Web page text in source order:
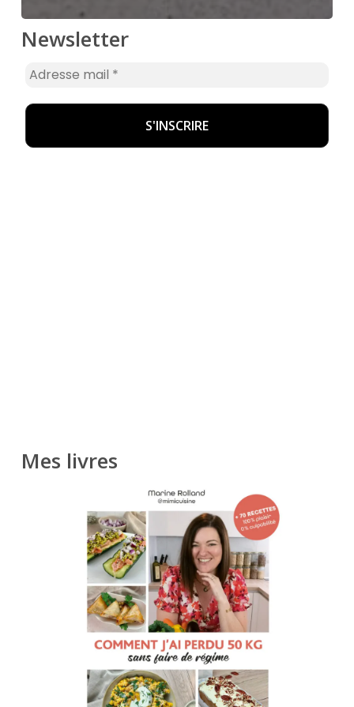
Newsletter
Mes livres